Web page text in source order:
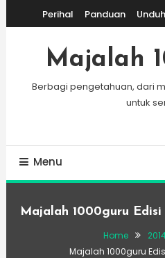
To
Content
Perihal Panduan Unduh
Majalah
Berbagi pengetahuan, dari
untuk
Menu
Majalah 1000guru
Home
Majalah 1000guru